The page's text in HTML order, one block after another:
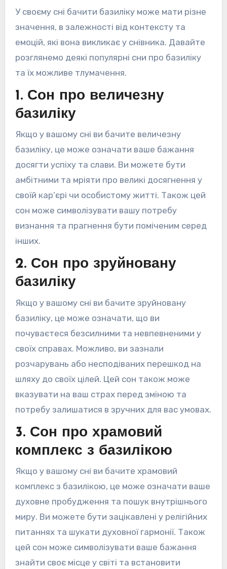
У своєму сні бачити базиліку може мати різне
значення, в залежності від контексту та
емоцій, які вона викликає у снівника. Давайте
розглянемо деякі популярні сни про базиліку
та їх можливе тлумачення.
1. Сон про величезну
базиліку
Якщо у вашому сні ви бачите величезну
базиліку, це може означати ваше бажання
досягти успіху та слави. Ви можете бути
амбітними та мріяти про великі досягнення у
своїй кар’єрі чи особистому житті. Також цей
сон може символізувати вашу потребу
визнання та прагнення бути поміченим серед
інших.
2. Сон про зруйновану
базиліку
Якщо у вашому сні ви бачите зруйновану
базиліку, це може означати, що ви
почуваєтеся безсилними та невпевненими у
своїх справах. Можливо, ви зазнали
розчарувань або несподіваних перешкод на
шляху до своїх цілей. Цей сон також може
вказувати на ваш страх перед зміною та
потребу залишатися в зручних для вас умовах.
3. Сон про храмовий
комплекс з базилікою
Якщо у вашому сні ви бачите храмовий
комплекс з базилікою, це може означати ваше
духовне пробудження та пошук внутрішнього
миру. Ви можете бути зацікавлені у релігійних
питаннях та шукати духовної гармонії. Також
цей сон може символізувати ваше бажання
знайти своє місце у світі та встановити